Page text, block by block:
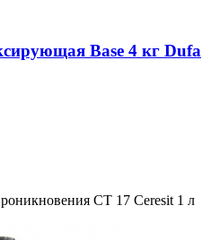
Base 4 кг Dufa
СТ 17 Ceresit 1 л